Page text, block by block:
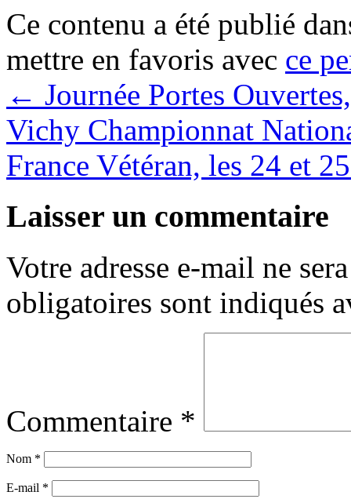
Ce contenu a été publié
mettre en favoris avec ce
← Journée Portes
Vichy Championnat
France Vétéran, les 24 et
Laisser un commentaire
Votre adresse e-mail ne
obligatoires sont indiqués
Commentaire *
Nom *
E-mail *